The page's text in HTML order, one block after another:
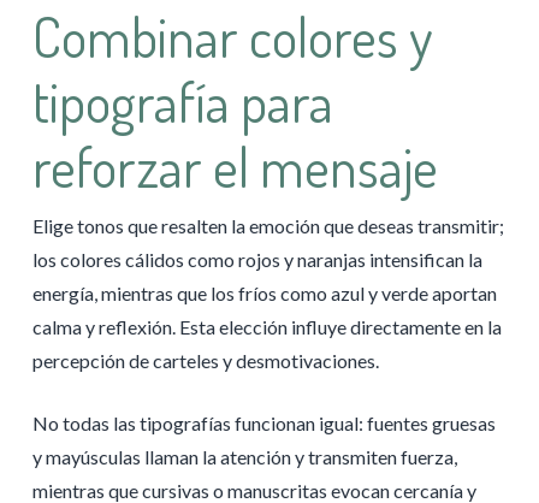
Combinar colores y
tipografía para
reforzar el mensaje
Elige tonos que resalten la emoción que deseas transmitir;
los colores cálidos como rojos y naranjas intensifican la
energía, mientras que los fríos como azul y verde aportan
calma y reflexión. Esta elección influye directamente en la
percepción de carteles y desmotivaciones.
No todas las tipografías funcionan igual: fuentes gruesas
y mayúsculas llaman la atención y transmiten fuerza,
mientras que cursivas o manuscritas evocan cercanía y